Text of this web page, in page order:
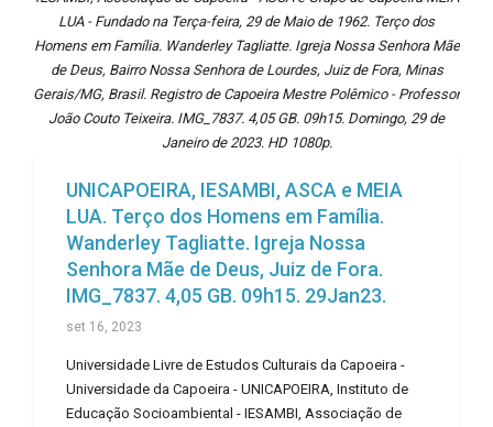
LUA - Fundado na Terça-feira, 29 de Maio de 1962. Terço dos
Homens em Família. Wanderley Tagliatte. Igreja Nossa Senhora Mãe
de Deus, Bairro Nossa Senhora de Lourdes, Juiz de Fora, Minas
Gerais/MG, Brasil. Registro de Capoeira Mestre Polêmico - Professor
João Couto Teixeira. IMG_7837. 4,05 GB. 09h15. Domingo, 29 de
Janeiro de 2023. HD 1080p.
UNICAPOEIRA, IESAMBI, ASCA e MEIA
LUA. Terço dos Homens em Família.
Wanderley Tagliatte. Igreja Nossa
Senhora Mãe de Deus, Juiz de Fora.
IMG_7837. 4,05 GB. 09h15. 29Jan23.
set 16, 2023
Universidade Livre de Estudos Culturais da Capoeira -
Universidade da Capoeira - UNICAPOEIRA, Instituto de
Educação Socioambiental - IESAMBI, Associação de